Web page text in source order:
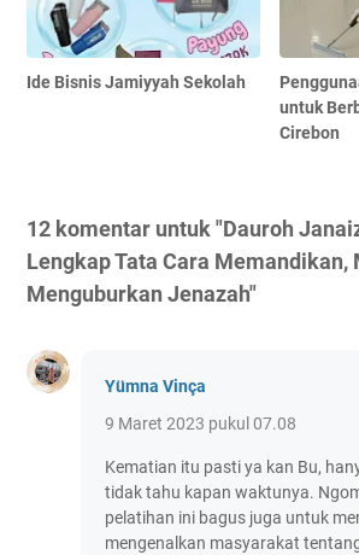
Ide Bisnis Jamiyyah Sekolah
untuk
Cirebon
12 komentar untuk "Dauroh
Lengkap Tata Cara Memandikan,
Menguburkan Jenazah"
Yümna Vinça
9 Maret 2023 pukul 07.08
Kematian itu pasti ya kan Bu,
tidak tahu kapan waktunya.
pelatihan ini bagus juga untuk
mengenalkan masyarakat